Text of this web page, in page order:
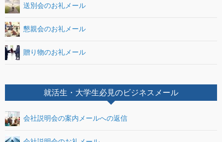
送別会のお礼メール
懇親会のお礼メール
贈り物のお礼メール
就活生・大学生必見のビジネスメール
会社説明会の案内メールへの返信